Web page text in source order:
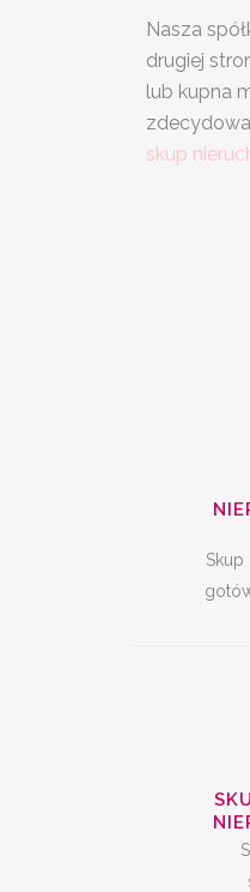
Nasza
drugiej
lub kupna
skup